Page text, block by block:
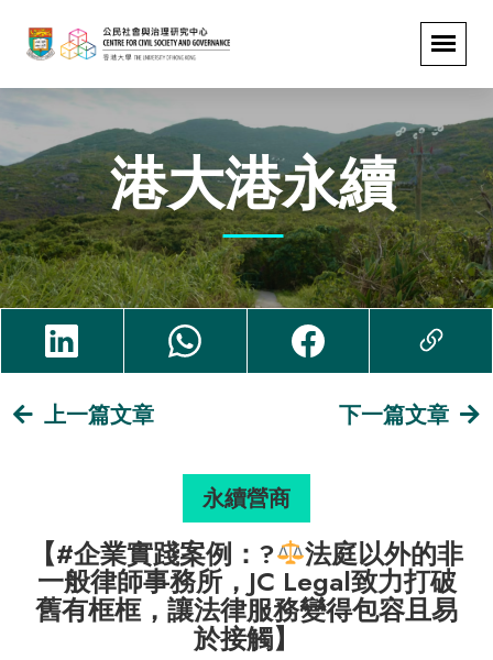
港大港永續
上一篇文章 下一篇文章
永續營商
【#企業實踐案例：?‍ 法庭以外的非
一般律師事務所，JC Legal致力打破
舊有框框，讓法律服務變得包容且易
於接觸】